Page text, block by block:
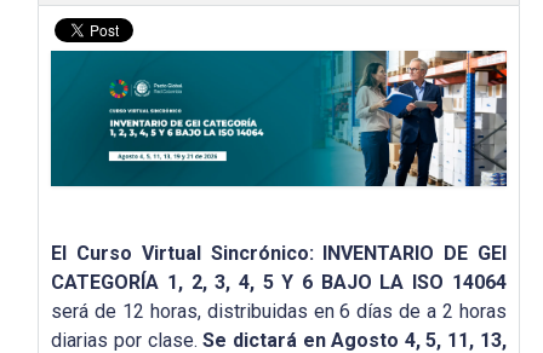
El Curso Virtual Sincrónico: INVENTARIO DE GEI
CATEGORÍA 1, 2, 3, 4, 5 Y 6 BAJO LA ISO 14064
será de 12 horas, distribuidas en 6 días de a 2 horas
diarias por clase.Se dictará en Agosto 4, 5, 11, 13,